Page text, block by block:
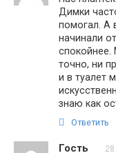
Димки
помогал. А
начинали
спокойнее.
точно, ни
и в туалет
знаю как
Ответить
Гость